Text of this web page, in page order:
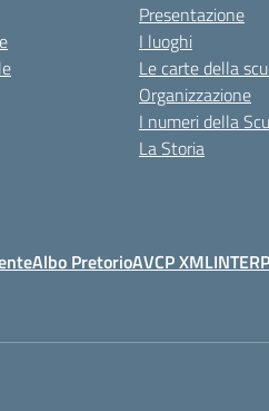
Presentazione
I luoghi
Le carte della
Organizzazione
I numeri della
La Storia
Albo PretorioAVCP XML